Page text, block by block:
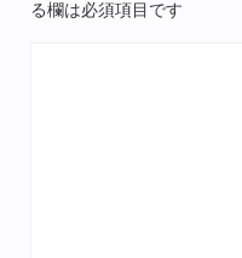
る欄は必須項目です